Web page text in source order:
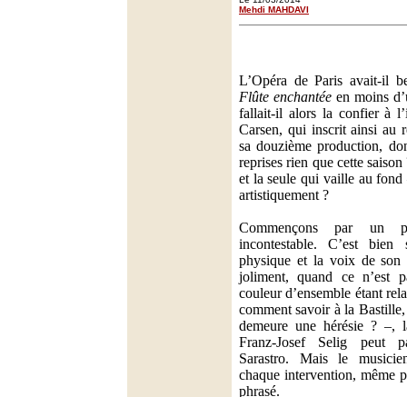
Mehdi MAHDAVI
L’Opéra de Paris avait-il
Flûte enchantée en moins
fallait-il alors la confier à
Carsen, qui inscrit ainsi au
sa douzième production,
reprises rien que cette
et la seule qui vaille au
artistiquement ?
Commençons par un
incontestable. C’est
physique et la voix de son
joliment, quand ce n’est
couleur d’ensemble étant
comment savoir à la
demeure une hérésie ? –,
Franz-Josef Selig peut
Sarastro. Mais le
chaque intervention, même
phrasé.